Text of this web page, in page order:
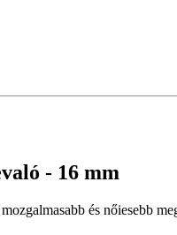
- 16 mm
és nőiesebb